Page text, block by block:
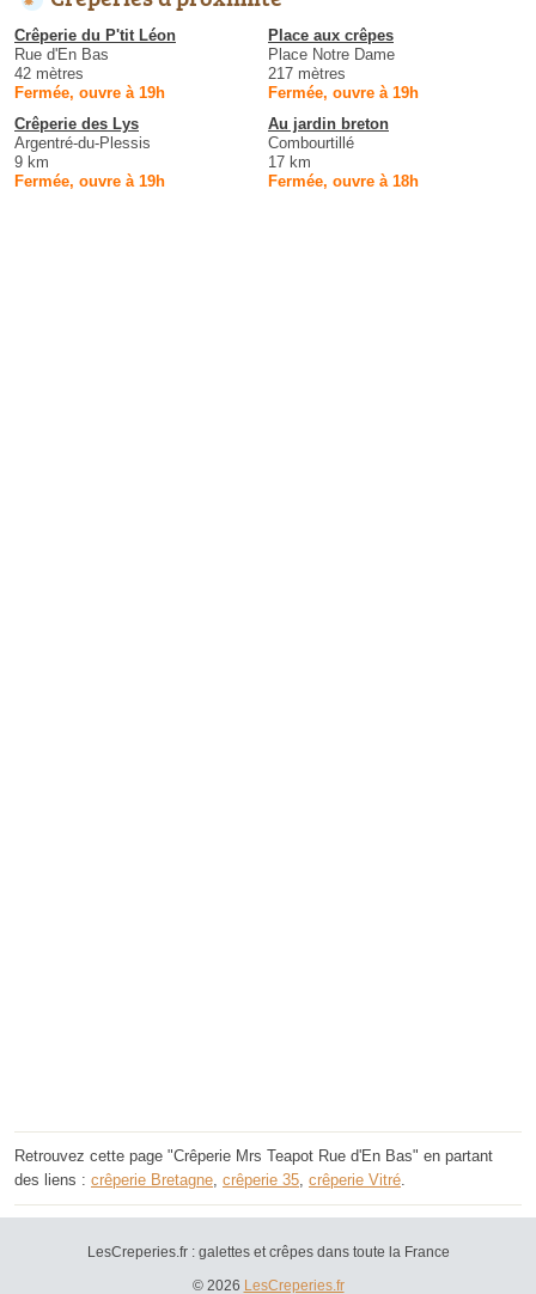
Crêperie du P'tit Léon
Rue d'En Bas
42 mètres
Fermée, ouvre à 19h
Place aux crêpes
Place Notre Dame
217 mètres
Fermée, ouvre à 19h
Crêperie des Lys
Argentré-du-Plessis
9 km
Fermée, ouvre à 19h
Au jardin breton
Combourtillé
17 km
Fermée, ouvre à 18h
Retrouvez cette page "Crêperie Mrs Teapot Rue d'En Bas" en partant
des liens : crêperie Bretagne crêperie 35 crêperie Vitré
LesCreperies.fr : galettes et crêpes dans toute la France
© 2026 LesCreperies.fr